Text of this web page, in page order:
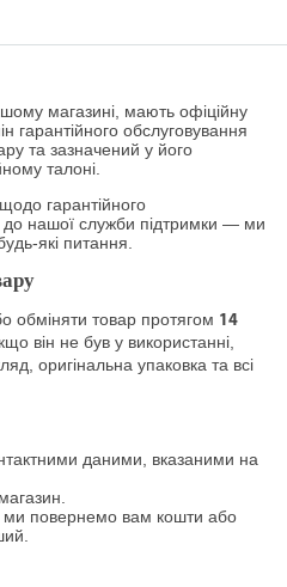
магазині, мають офіційну
гарантійного обслуговування
та зазначений у його
талоні.
гарантійного
до нашої служби підтримки — ми
які питання.
обміняти товар протягом 14
він не був у використанні,
оригінальна упаковка та всі
даними, вказаними на
ми повернемо вам кошти або